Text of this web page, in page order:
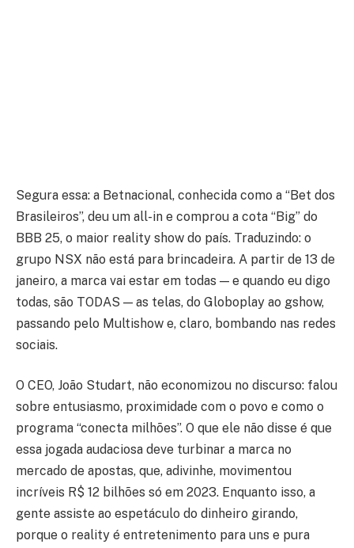
Segura essa: a Betnacional, conhecida como a “Bet dos
Brasileiros”, deu um all-in e comprou a cota “Big” do
BBB 25, o maior reality show do país. Traduzindo: o
grupo NSX não está para brincadeira. A partir de 13 de
janeiro, a marca vai estar em todas — e quando eu digo
todas, são TODAS — as telas, do Globoplay ao gshow,
passando pelo Multishow e, claro, bombando nas redes
sociais.
O CEO, João Studart, não economizou no discurso: falou
sobre entusiasmo, proximidade com o povo e como o
programa “conecta milhões”. O que ele não disse é que
essa jogada audaciosa deve turbinar a marca no
mercado de apostas, que, adivinhe, movimentou
incríveis R$ 12 bilhões só em 2023. Enquanto isso, a
gente assiste ao espetáculo do dinheiro girando,
porque o reality é entretenimento para uns e pura